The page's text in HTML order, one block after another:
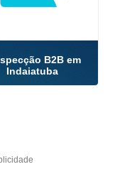
B2B em
Indaiatuba